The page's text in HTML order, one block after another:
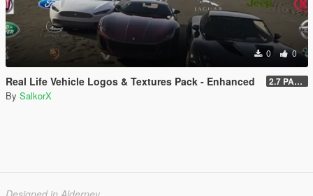
0 0
Real Life Vehicle Logos & Textures Pack - Enhanced 2.7 PART 4
By SalkorX